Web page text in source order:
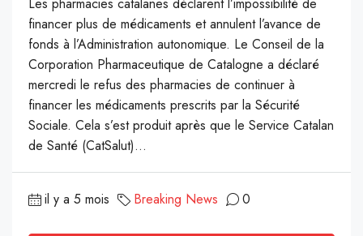
Les pharmacies catalanes déclarent l’impossibilité de
financer plus de médicaments et annulent l’avance de
fonds à l’Administration autonomique. Le Conseil de la
Corporation Pharmaceutique de Catalogne a déclaré
mercredi le refus des pharmacies de continuer à
financer les médicaments prescrits par la Sécurité
Sociale. Cela s’est produit après que le Service Catalan
de Santé (CatSalut)...
il y a 5 mois Breaking News 0